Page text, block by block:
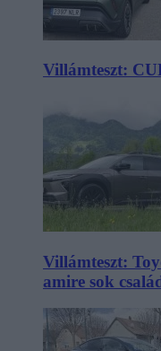
Villámteszt:
Villámteszt:
amire sok